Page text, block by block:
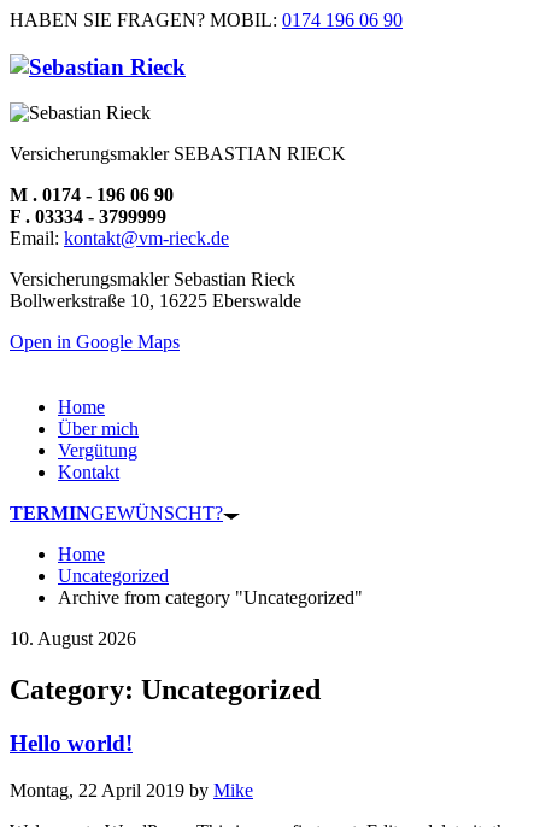
HABEN SIE FRAGEN? MOBIL: 0174 196 06 90
Versicherungsmakler SEBASTIAN RIECK
M . 0174 - 196 06 90
F . 03334 - 3799999
Email: kontakt@vm-rieck.de
Versicherungsmakler Sebastian Rieck
Bollwerkstraße 10, 16225 Eberswalde
Open in Google Maps
Home
Über mich
Vergütung
Kontakt
TERMINGEWÜNSCHT?
Home
Uncategorized
Archive from category "Uncategorized"
10. August 2026
Category: Uncategorized
Hello world!
Montag, 22 April 2019 by Mike